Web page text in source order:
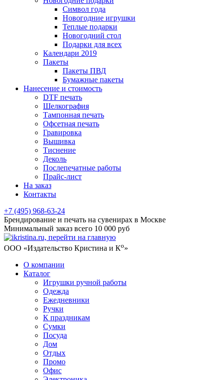
Символ года
Новогодние игрушки
Теплые подарки
Новогодний стол
Подарки для всех
Календари 2019
Пакеты
Пакеты ПВД
Бумажные пакеты
Нанесение и стоимость
DTF печать
Шелкография
Тампонная печать
Офсетная печать
Гравировка
Вышивка
Тиснение
Деколь
Послепечатные работы
Прайс-лист
На заказ
Контакты
+7 (495) 968-63-24
Брендирование и печать на сувенирах в Москве
Минимальный заказ всего 10 000 руб
ООО «Издательство Кристина и Ко»
О компании
Каталог
Игрушки ручной работы
Одежда
Ежедневники
Ручки
К праздникам
Сумки
Посуда
Дом
Отдых
Промо
Офис